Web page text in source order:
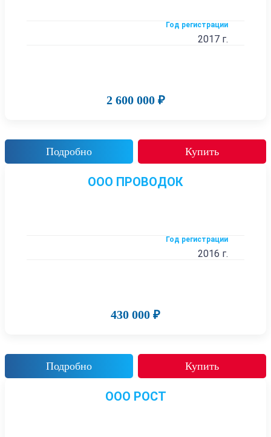
Год регистрации
2017 г.
2 600 000 ₽
Подробно Купить
ООО ПРОВОДОК
Год регистрации
2016 г.
430 000 ₽
Подробно Купить
ООО РОСТ